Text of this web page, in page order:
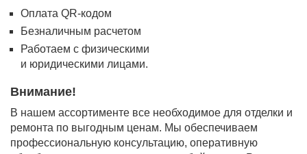
Оплата QR-кодом
Безналичным расчетом
Работаем с физическими
и юридическими лицами.
Внимание!
В нашем ассортименте все необходимое для отделки и
ремонта по выгодным ценам. Мы обеспечиваем
профессиональную консультацию, оперативную